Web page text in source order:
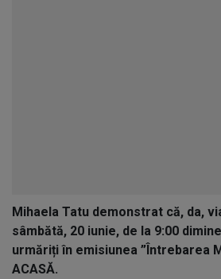
Mihaela Tatu demonstrat că, da,
sâmbătă, 20 iunie, de la 9:00
urmăriți în emisiunea ”Întrebarea
ACASĂ.